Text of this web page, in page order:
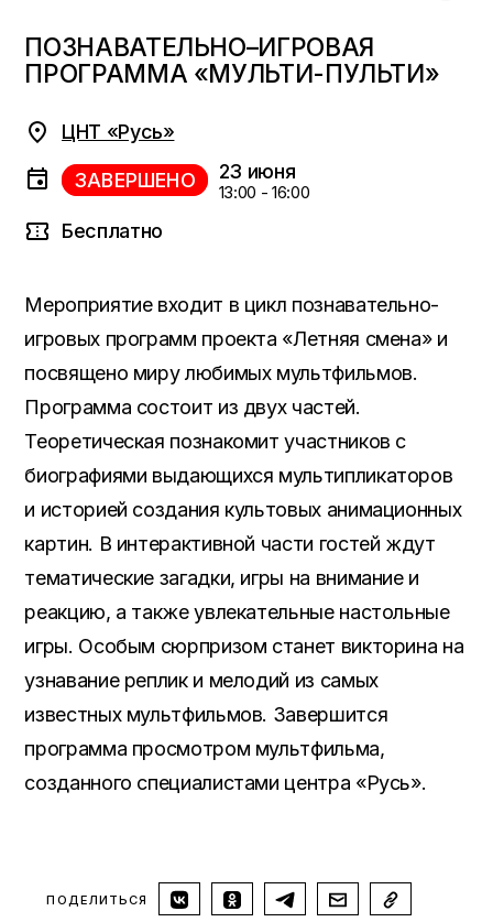
ПОЗНАВАТЕЛЬНО–ИГРОВАЯ
ПРОГРАММА «МУЛЬТИ-ПУЛЬТИ»
ЦНТ «Русь»
ЗАВЕРШЕНО 23 июня
13:00 - 16:00
Бесплатно
Мероприятие входит в цикл познавательно-
игровых программ проекта «Летняя смена» и
посвящено миру любимых мультфильмов.
Программа состоит из двух частей.
Теоретическая познакомит участников с
биографиями выдающихся мультипликаторов
и историей создания культовых анимационных
картин. В интерактивной части гостей ждут
тематические загадки, игры на внимание и
реакцию, а также увлекательные настольные
игры. Особым сюрпризом станет викторина на
узнавание реплик и мелодий из самых
известных мультфильмов. Завершится
программа просмотром мультфильма,
созданного специалистами центра «Русь».
ПОДЕЛИТЬСЯ